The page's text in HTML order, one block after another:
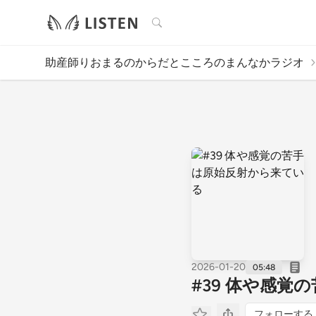
検索
助産師りおまるのからだとこころのまんなかラジオ
2026-01-20 05:48
#39 体や感覚